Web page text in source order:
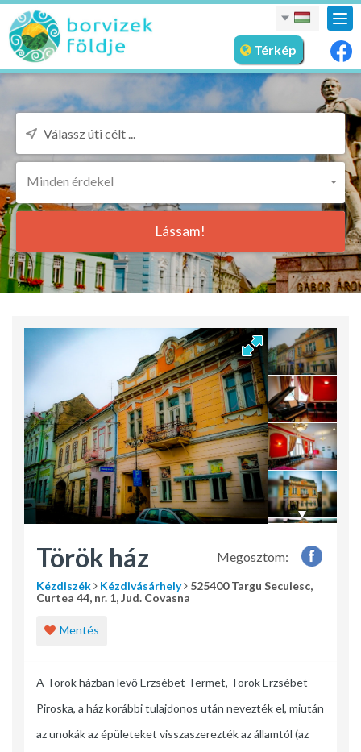
Térkép
Minden érdekel
Lássam!
Megosztom:
Török ház
Kézdiszék Kézdivásárhely
525400 Targu Secuiesc,
Curtea 44, nr. 1, Jud. Covasna
Mentés
A Török házban levő Erzsébet Termet, Török Erzsébet
Piroska, a ház korábbi tulajdonos után nevezték el, miután
az unokák az épületeket visszaszerezték az államtól (az